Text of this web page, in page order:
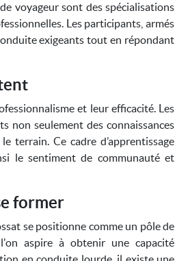
voyageur sont des spécialisations
Les participants, armés
exigeants tout en répondant
et leur efficacité. Les
non seulement des connaissances
terrain. Ce cadre d’apprentissage
le sentiment de communauté et
former
se positionne comme un pôle de
aspire à obtenir une capacité